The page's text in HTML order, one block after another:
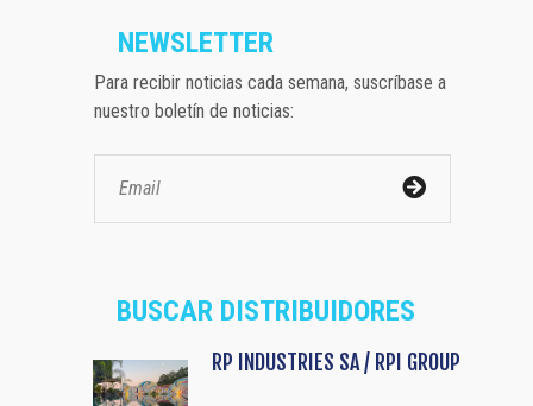
NEWSLETTER
Para recibir noticias cada semana, suscríbase a
nuestro boletín de noticias:
BUSCAR DISTRIBUIDORES
RP INDUSTRIES SA / RPI GROUP